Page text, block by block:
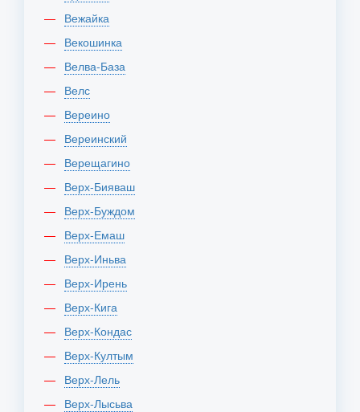
Вежайка
Векошинка
Велва-База
Велс
Вереино
Вереинский
Верещагино
Верх-Бияваш
Верх-Буждом
Верх-Емаш
Верх-Иньва
Верх-Ирень
Верх-Кига
Верх-Кондас
Верх-Култым
Верх-Лель
Верх-Лысьва